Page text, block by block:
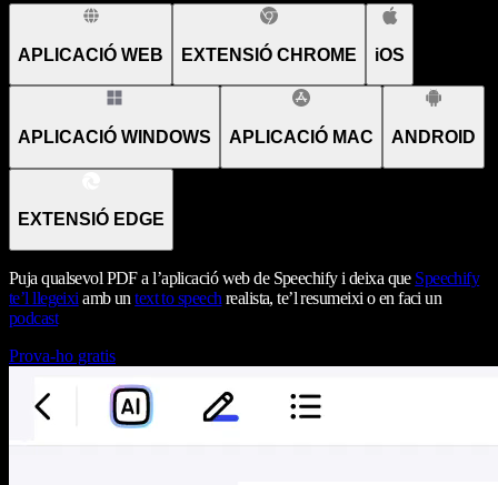
APLICACIÓ WEB EXTENSIÓ CHROME iOS
APLICACIÓ WINDOWS APLICACIÓ MAC ANDROID
EXTENSIÓ EDGE
Puja qualsevol PDF a l’aplicació web de Speechify i deixa que Speechify
te’l llegeixi amb untext to speech realista, te’l resumeixi o en faci un
podcast
Prova-ho gratis